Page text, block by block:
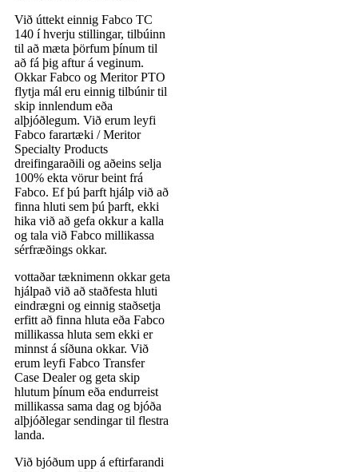
Við úttekt einnig Fabco TC
140 í hverju stillingar, tilbúinn
til að mæta þörfum þínum til
að fá þig aftur á veginum.
Okkar Fabco og Meritor PTO
flytja mál eru einnig tilbúnir til
skip innlendum eða
alþjóðlegum. Við erum leyfi
Fabco farartæki / Meritor
Specialty Products
dreifingaraðili og aðeins selja
100% ekta vörur beint frá
Fabco. Ef þú þarft hjálp við að
finna hluti sem þú þarft, ekki
hika við að gefa okkur a kalla
og tala við Fabco millikassa
sérfræðings okkar.
vottaðar tæknimenn okkar geta
hjálpað við að staðfesta hluti
eindrægni og einnig staðsetja
erfitt að finna hluta eða Fabco
millikassa hluta sem ekki er
minnst á síðuna okkar. Við
erum leyfi Fabco Transfer
Case Dealer og geta skip
hlutum þínum eða endurreist
millikassa sama dag og bjóða
alþjóðlegar sendingar til flestra
landa.
Við bjóðum upp á eftirfarandi